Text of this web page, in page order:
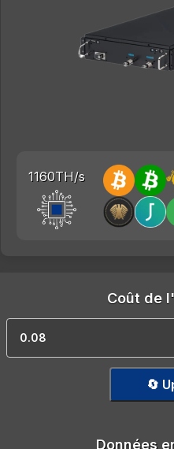
1160TH/s
Coût de
🔄
Données